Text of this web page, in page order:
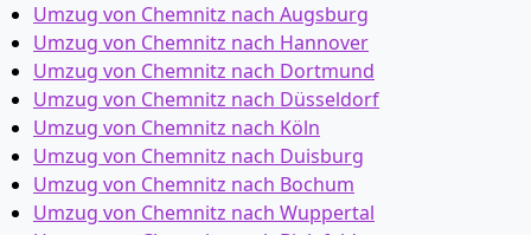
Umzug von Chemnitz nach Augsburg
Umzug von Chemnitz nach Hannover
Umzug von Chemnitz nach Dortmund
Umzug von Chemnitz nach Düsseldorf
Umzug von Chemnitz nach Köln
Umzug von Chemnitz nach Duisburg
Umzug von Chemnitz nach Bochum
Umzug von Chemnitz nach Wuppertal